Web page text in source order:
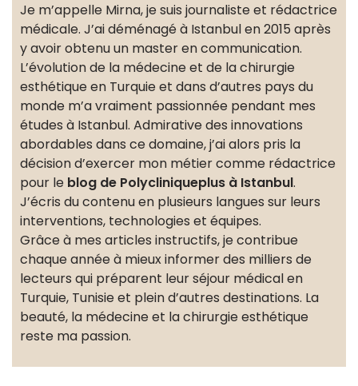
Je m’appelle Mirna, je suis journaliste et rédactrice
médicale. J’ai déménagé à Istanbul en 2015 après
y avoir obtenu un master en communication.
L’évolution de la médecine et de la chirurgie
esthétique en Turquie et dans d’autres pays du
monde m’a vraiment passionnée pendant mes
études à Istanbul. Admirative des innovations
abordables dans ce domaine, j’ai alors pris la
décision d’exercer mon métier comme rédactrice
pour le blog de Polycliniqueplus à Istanbul.
J’écris du contenu en plusieurs langues sur leurs
interventions, technologies et équipes.
Grâce à mes articles instructifs, je contribue
chaque année à mieux informer des milliers de
lecteurs qui préparent leur séjour médical en
Turquie, Tunisie et plein d’autres destinations. La
beauté, la médecine et la chirurgie esthétique
reste ma passion.